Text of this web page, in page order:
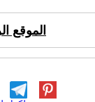
الموقع